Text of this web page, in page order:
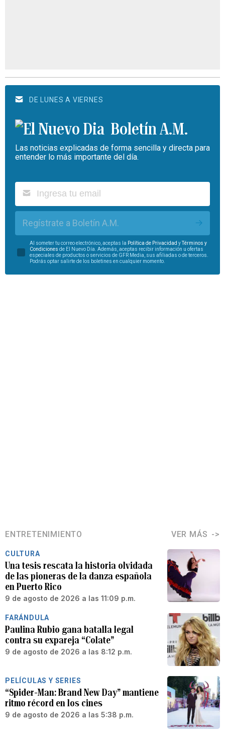
DE LUNES A VIERNES
Boletín A.M.
Las noticias explicadas de forma sencilla y directa para
entender lo más importante del día.
Regístrate a Boletín A.M.
Al someter tu correo electrónico, aceptas la Política de Privacidad yTérminos y
Condiciones de El Nuevo Día. Además, aceptas recibir información u ofertas
especiales de productos o servicios de GFR Media, sus afiliadas o de terceros.
Podrás optar salirte de los boletines en cualquier momento.
ENTRETENIMIENTO VER MÁS
CULTURA
Una tesis rescata la historia olvidada
de las pioneras de la danza española
en Puerto Rico
9 de agosto de 2026 a las 11:09 p.m.
FARÁNDULA
Paulina Rubio gana batalla legal
contra su expareja “Colate”
9 de agosto de 2026 a las 8:12 p.m.
PELÍCULAS Y SERIES
“Spider-Man: Brand New Day” mantiene
ritmo récord en los cines
9 de agosto de 2026 a las 5:38 p.m.